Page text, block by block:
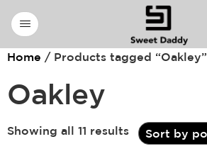
Home / Products tagged “Oakley”
Oakley
Showing all 11 results